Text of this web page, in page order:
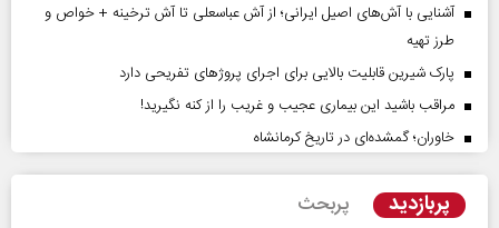
آشنایی با آش‌های اصیل ایرانی؛ از آش عباسعلی تا آش ترخینه + خواص و
طرز تهیه
پارک شیرین قابلیت‌ بالایی برای اجرای پروژهای تفریحی دارد
مراقب باشید این بیماری عجیب و غریب را از کنه نگیرید!
خاوران؛ گمشده‌ای در تاریخ کرمانشاه
پربازدید پربحث